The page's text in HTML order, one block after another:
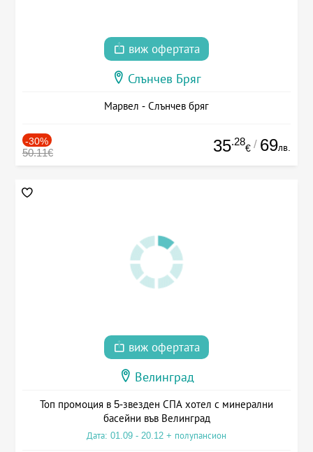
виж офертата
Слънчев Бряг
Марвел - Слънчев бряг
-30%
50.11€ 35.28
€ / 69лв.
виж офертата
Велинград
Топ промоция в 5-звезден СПА хотел с минерални
басейни във Велинград
Дата: 01.09 - 20.12 + полупансион